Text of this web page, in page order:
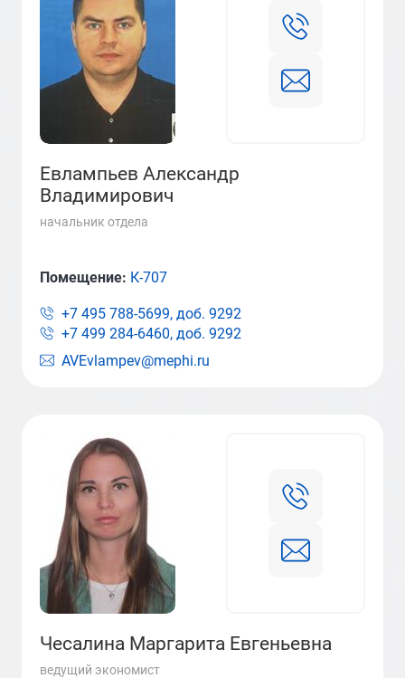
Евлампьев Александр
Владимирович
начальник отдела
AVEvlampev@mephi.ru
Помещение: К-707
+7 495 788-5699, доб. 9292
+7 499 284-6460, доб. 9292
Чесалина Маргарита Евгеньевна
ведущий экономист